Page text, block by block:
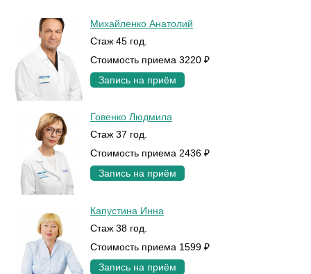
Михайленко Анатолий
Стаж 45 год.
Стоимость приема 3220 ₽
Запись на приём
Говенко Людмила
Стаж 37 год.
Стоимость приема 2436 ₽
Запись на приём
Капустина Инна
Стаж 38 год.
Стоимость приема 1599 ₽
Запись на приём